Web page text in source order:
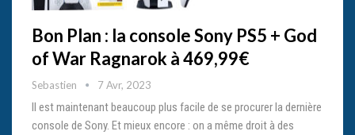
Bon Plan : la console Sony PS5 + God
of War Ragnarok à 469,99€
Sebastien 7 Avr, 2023
Il est maintenant beaucoup plus facile de se procurer la dernière
console de Sony. Et mieux encore : on a même droit à des